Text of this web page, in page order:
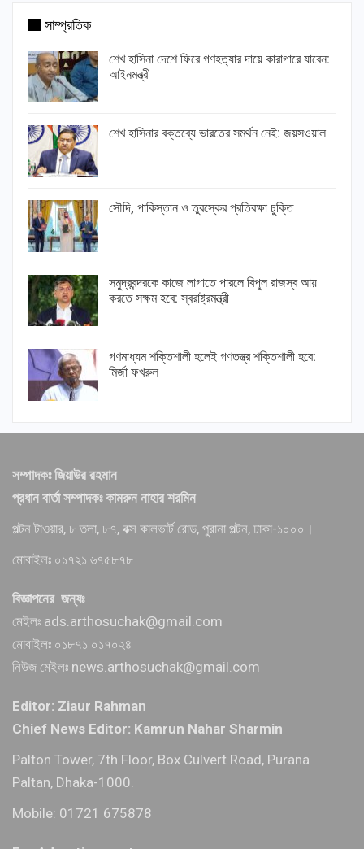
সাম্প্রতিক
শেখ হাসিনা দেশে ফিরে গণহত্যার দায়ে কারাগারে যাবেন:
আইনমন্ত্রী
শেখ হাসিনার বক্তব্যে ভারতের সমর্থন নেই: জয়সওয়াল
সৌদি, পাকিস্তান ও তুরস্কের প্রতিরক্ষা চুক্তি
সমুদ্রবন্দরকে কাজে লাগাতে পারলে বিপুল রাজস্ব আয়
করতে সক্ষম হবে: স্বরাষ্ট্রমন্ত্রী
গণমাধ্যম শক্তিশালী হলেই গণতন্ত্র শক্তিশালী হবে:
মির্জা ফখরুল
সম্পাদকঃ জিয়াউর রহমান
প্রধান বার্তা সম্পাদকঃ কামরুন নাহার শরমিন
পল্টন টাওয়ার, ৮ তলা, ৮৭, বক্স কালভার্ট রোড, পুরানা পল্টন, ঢাকা-১০০০।
মোবাইলঃ ০১৭২১ ৬৭৫৮৭৮
বিজ্ঞাপনের জন্যঃ
মেইলঃ ads.arthosuchak@gmail.com
মোবাইলঃ ০১৮৭১ ০১৭০২৪
নিউজ মেইলঃ news.arthosuchak@gmail.com
Editor: Ziaur Rahman
Chief News Editor: Kamrun Nahar Sharmin
Palton Tower, 7th Floor, Box Culvert Road, Purana
Paltan, Dhaka-1000.
Mobile: 01721 675878